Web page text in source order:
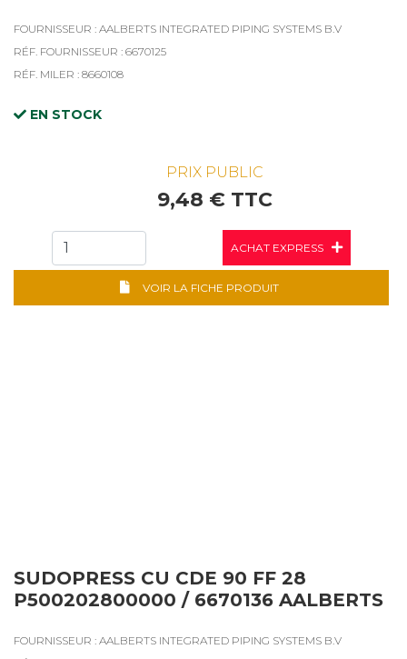
FOURNISSEUR : AALBERTS INTEGRATED PIPING SYSTEMS B.V
RÉF. FOURNISSEUR : 6670125
RÉF. MILER : 8660108
EN STOCK
PRIX PUBLIC
9,48 € TTC
ACHAT EXPRESS
VOIR LA FICHE PRODUIT
SUDOPRESS CU CDE 90 FF 28
P500202800000 / 6670136 AALBERTS
FOURNISSEUR : AALBERTS INTEGRATED PIPING SYSTEMS B.V